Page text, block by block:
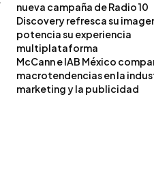
nueva campaña de Radio 10
Discovery refresca su
potencia su experiencia
multiplataforma
McCann e IAB México
macrotendencias en la
marketing y la publicidad